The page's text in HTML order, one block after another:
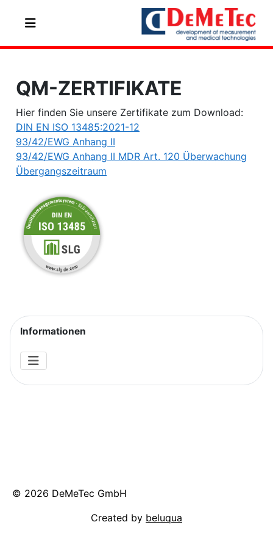
Informationen
QM-ZERTIFIKATE
Hier finden Sie unsere Zertifikate zum Download:
DIN EN ISO 13485:2021-12
93/42/EWG Anhang II
93/42/EWG Anhang II MDR Art. 120 Überwachung
Übergangszeitraum
© 2026 DeMeTec GmbH
Created by beluqua